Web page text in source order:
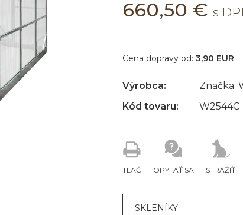
660,50 €
TLAČ OPÝTAŤ SA STRÁŽIŤ
Cena dopravy od: 3,90 EUR
Výrobca:
Značka:
Kód tovaru:
W2544C
SKLENÍKY